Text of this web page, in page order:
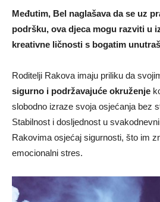
Međutim, Bel naglašava da se uz
podršku, ova djeca mogu razviti u
kreativne ličnosti s bogatim
Roditelji Rakova imaju priliku da
sigurno i podržavajuće okruženje
slobodno izraze svoja osjećanja bez
Stabilnost i dosljednost u
Rakovima osjećaj sigurnosti, što im
emocionalni stres.